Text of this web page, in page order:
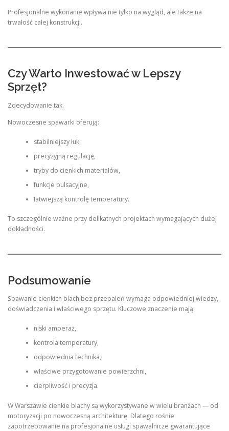
Profesjonalne wykonanie wpływa nie tylko na wygląd, ale także na
trwałość całej konstrukcji.
Czy Warto Inwestować w Lepszy
Sprzęt?
Zdecydowanie tak.
Nowoczesne spawarki oferują:
stabilniejszy łuk,
precyzyjną regulację,
tryby do cienkich materiałów,
funkcje pulsacyjne,
łatwiejszą kontrolę temperatury.
To szczególnie ważne przy delikatnych projektach wymagających dużej
dokładności.
Podsumowanie
Spawanie cienkich blach bez przepaleń wymaga odpowiedniej wiedzy,
doświadczenia i właściwego sprzętu. Kluczowe znaczenie mają:
niski amperaż,
kontrola temperatury,
odpowiednia technika,
właściwe przygotowanie powierzchni,
cierpliwość i precyzja.
W Warszawie cienkie blachy są wykorzystywane w wielu branżach — od
motoryzacji po nowoczesną architekturę. Dlatego rośnie
zapotrzebowanie na profesjonalne usługi spawalnicze gwarantujące